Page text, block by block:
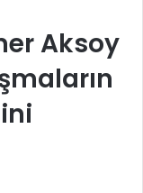
Aksoy